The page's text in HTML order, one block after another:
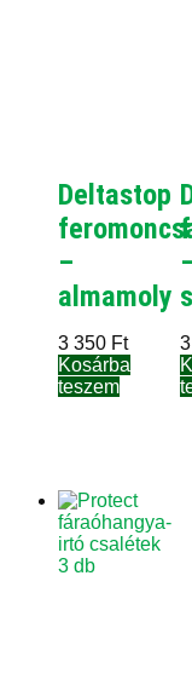
Deltastop
–
almamoly
3 350 Ft
Kosárba
teszem